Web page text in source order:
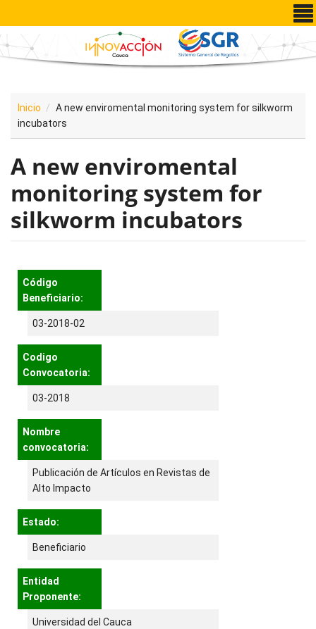
Pasar al contenido principal
Inicio
A new enviromental monitoring system for silkworm
incubators
A new enviromental
monitoring system for
silkworm incubators
Código
Beneficiario:
03-2018-02
Codigo
Convocatoria:
03-2018
Nombre
convocatoria:
Publicación de Artículos en Revistas de
Alto Impacto
Estado:
Beneficiario
Entidad
Proponente:
Universidad del Cauca